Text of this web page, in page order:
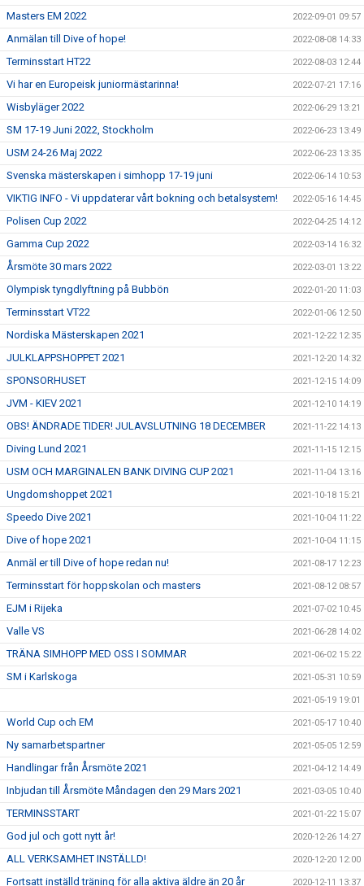
Masters EM 2022 2022-09-01 09:57
Anmälan till Dive of hope! 2022-08-08 14:33
Terminsstart HT22 2022-08-03 12:44
Vi har en Europeisk juniormästarinna! 2022-07-21 17:16
Wisbyläger 2022 2022-06-29 13:21
SM 17-19 Juni 2022, Stockholm 2022-06-23 13:49
USM 24-26 Maj 2022 2022-06-23 13:35
Svenska mästerskapen i simhopp 17-19 juni 2022-06-14 10:53
VIKTIG INFO - Vi uppdaterar vårt bokning och betalsystem! 2022-05-16 14:45
Polisen Cup 2022 2022-04-25 14:12
Gamma Cup 2022 2022-03-14 16:32
Årsmöte 30 mars 2022 2022-03-01 13:22
Olympisk tyngdlyftning på Bubbön 2022-01-20 11:03
Terminsstart VT22 2022-01-06 12:50
Nordiska Mästerskapen 2021 2021-12-22 12:35
JULKLAPPSHOPPET 2021 2021-12-20 14:32
SPONSORHUSET 2021-12-15 14:09
JVM - KIEV 2021 2021-12-10 14:19
OBS! ÄNDRADE TIDER! JULAVSLUTNING 18 DECEMBER 2021-11-22 14:13
Diving Lund 2021 2021-11-15 12:15
USM OCH MARGINALEN BANK DIVING CUP 2021 2021-11-04 13:16
Ungdomshoppet 2021 2021-10-18 15:21
Speedo Dive 2021 2021-10-04 11:22
Dive of hope 2021 2021-10-04 11:15
Anmäl er till Dive of hope redan nu! 2021-08-17 12:23
Terminsstart för hoppskolan och masters 2021-08-12 08:57
EJM i Rijeka 2021-07-02 10:45
Valle VS 2021-06-28 14:02
TRÄNA SIMHOPP MED OSS I SOMMAR 2021-06-02 15:22
SM i Karlskoga 2021-05-31 10:59
2021-05-19 19:01
World Cup och EM 2021-05-17 10:40
Ny samarbetspartner 2021-05-05 12:59
Handlingar från Årsmöte 2021 2021-04-12 14:49
Inbjudan till Årsmöte Måndagen den 29 Mars 2021 2021-03-05 10:40
TERMINSSTART 2021-01-22 15:07
God jul och gott nytt år! 2020-12-26 14:27
ALL VERKSAMHET INSTÄLLD! 2020-12-20 12:00
Fortsatt inställd träning för alla aktiva äldre än 20 år 2020-12-11 13:37